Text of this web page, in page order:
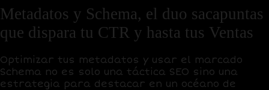
Metadatos y Schema, el duo sacapuntas
que dispara tu CTR y hasta tus Ventas
Optimizar tus metadatos y usar el marcado
Schema no es solo una táctica SEO sino una
estrategia para destacar en un océano de